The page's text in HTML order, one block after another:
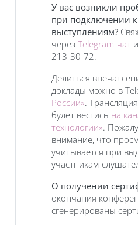
У вас возникли
при подключении к
выступлениям?
через Telegram-чат
213-30-72.
Делиться
доклады можно в
России».
будет вестись на
технологии».
внимание, что
учитывается при
участникам-
О получении
окончания
сгенерированы